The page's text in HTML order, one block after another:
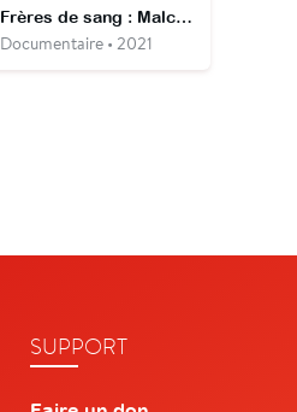
Frères de sang : Malcolm X & Mohamed Ali
Documentaire • 2021
SUPPORT